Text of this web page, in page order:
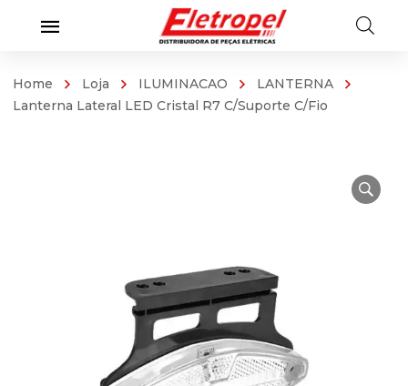
Home Loja ILUMINACAO
LANTERNA
Lanterna Lateral LED Cristal R7 C/Suporte C/Fio